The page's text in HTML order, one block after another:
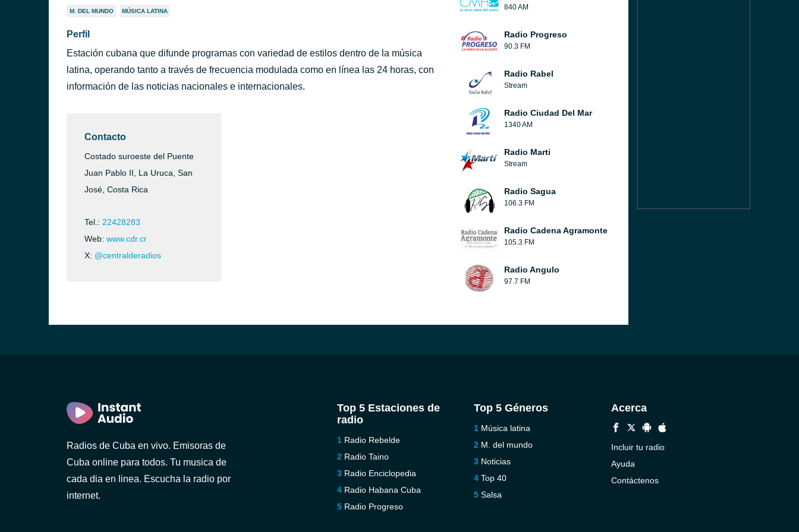
M. DEL MUNDO MÚSICA LATINA
Perfil
Estación cubana que difunde programas con variedad de estilos dentro de la música
latina, operando tanto a través de frecuencia modulada como en línea las 24 horas, con
información de las noticias nacionales e internacionales.
Contacto
Costado suroeste del Puente
Juan Pablo II, La Uruca, San
José, Costa Rica
Tel.: 22428283
Web: www.cdr.cr
X: @centralderadios
840 AM
Radio Progreso
90.3 FM
Radio Rabel
Stream
Radio Ciudad Del Mar
1340 AM
Radio Marti
Stream
Radio Sagua
106.3 FM
Radio Cadena Agramonte
105.3 FM
Radio Angulo
97.7 FM
Radios de Cuba en vivo. Emisoras de
Cuba online para todos. Tu musica de
cada dia en linea. Escucha la radio por
internet.
Top 5 Estaciones de
radio
Radio Rebelde
Radio Taino
Radio Enciclopedia
Radio Habana Cuba
Radio Progreso
Top 5 Géneros
Música latina
M. del mundo
Noticias
Top 40
Salsa
Acerca
Incluir tu radio
Ayuda
Contáctenos